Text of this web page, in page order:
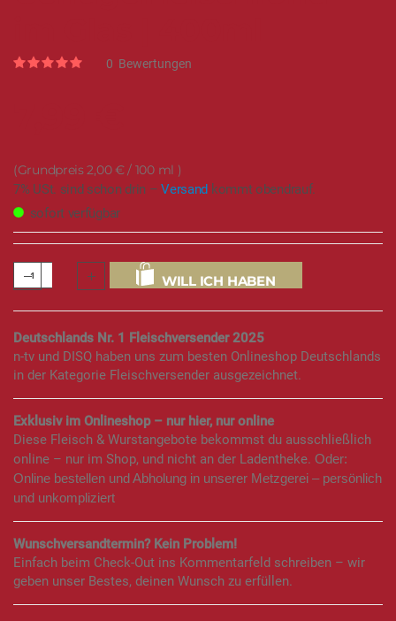
Rating:
0 Bewertungen
2,00 €/ 100 ml
7% USt. sind schon drin –Versand kommt obendrauf.
sofort verfügbar
WILL ICH HABEN
Deutschlands Nr. 1 Fleischversender 2025
n-tv und DISQ haben uns zum besten Onlineshop Deutschlands
in der Kategorie Fleischversender ausgezeichnet.
Exklusiv im Onlineshop – nur hier, nur online
Diese Fleisch & Wurstangebote bekommst du ausschließlich
online – nur im Shop, und nicht an der Ladentheke. Oder:
Online bestellen und Abholung in unserer Metzgerei – persönlich
und unkompliziert
Wunschversandtermin? Kein Problem!
Einfach beim Check-Out ins Kommentarfeld schreiben – wir
geben unser Bestes, deinen Wunsch zu erfüllen.